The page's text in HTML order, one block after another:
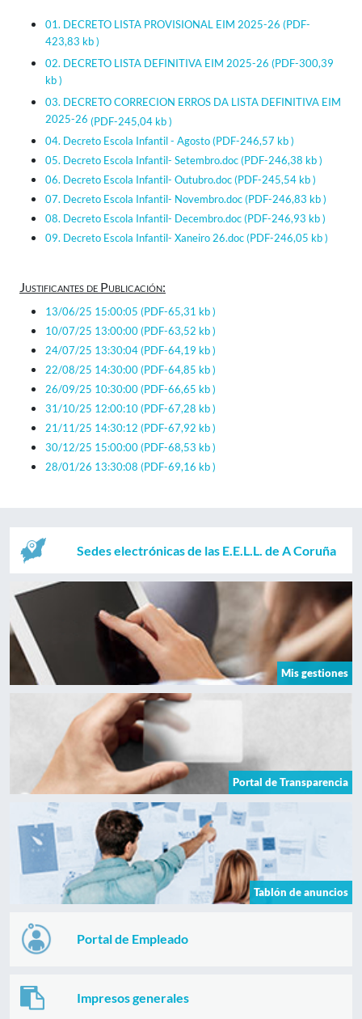
01. DECRETO LISTA PROVISIONAL EIM 2025-26 (PDF-
423,83 kb )
02. DECRETO LISTA DEFINITIVA EIM 2025-26 (PDF-300,39
kb )
03. DECRETO CORRECION ERROS DA LISTA DEFINITIVA EIM
2025-26 (PDF-245,04 kb )
04. Decreto Escola Infantil - Agosto(PDF-246,57 kb )
05. Decreto Escola Infantil- Setembro.doc(PDF-246,38 kb )
06. Decreto Escola Infantil- Outubro.doc(PDF-245,54 kb )
07. Decreto Escola Infantil- Novembro.doc(PDF-246,83 kb )
08. Decreto Escola Infantil- Decembro.doc(PDF-246,93 kb )
09. Decreto Escola Infantil- Xaneiro 26.doc(PDF-246,05 kb )
Justificantes de Publicación:
13/06/25 15:00:05 (PDF-65,31 kb )
10/07/25 13:00:00(PDF-63,52 kb )
24/07/25 13:30:04(PDF-64,19 kb )
22/08/25 14:30:00(PDF-64,85 kb )
26/09/25 10:30:00(PDF-66,65 kb )
31/10/25 12:00:10(PDF-67,28 kb )
21/11/25 14:30:12 (PDF-67,92 kb )
30/12/25 15:00:00(PDF-68,53 kb )
28/01/26 13:30:08 (PDF-69,16 kb )
Sedes electrónicas de las E.E.L.L. de A Coruña
Mis gestiones
Portal de Transparencia
Tablón de anuncios
Portal de Empleado
Impresos generales